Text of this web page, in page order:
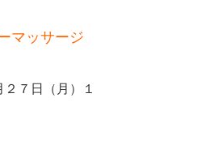
マッサージ
２７日（月）１